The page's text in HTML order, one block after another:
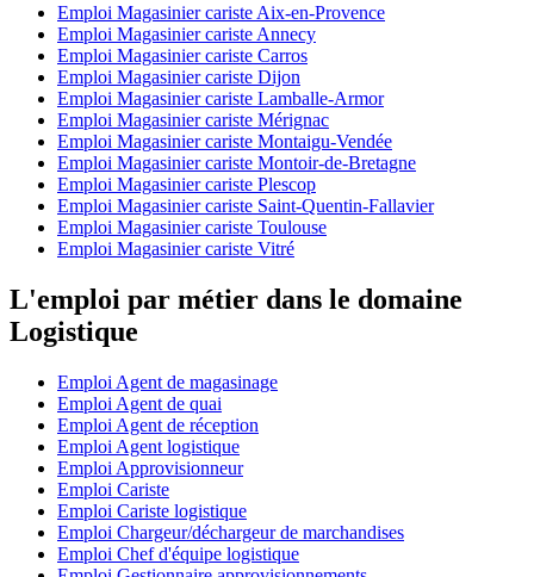
Emploi Magasinier cariste Aix-en-Provence
Emploi Magasinier cariste Annecy
Emploi Magasinier cariste Carros
Emploi Magasinier cariste Dijon
Emploi Magasinier cariste Lamballe-Armor
Emploi Magasinier cariste Mérignac
Emploi Magasinier cariste Montaigu-Vendée
Emploi Magasinier cariste Montoir-de-Bretagne
Emploi Magasinier cariste Plescop
Emploi Magasinier cariste Saint-Quentin-Fallavier
Emploi Magasinier cariste Toulouse
Emploi Magasinier cariste Vitré
L'emploi par métier dans le domaine
Logistique
Emploi Agent de magasinage
Emploi Agent de quai
Emploi Agent de réception
Emploi Agent logistique
Emploi Approvisionneur
Emploi Cariste
Emploi Cariste logistique
Emploi Chargeur/déchargeur de marchandises
Emploi Chef d'équipe logistique